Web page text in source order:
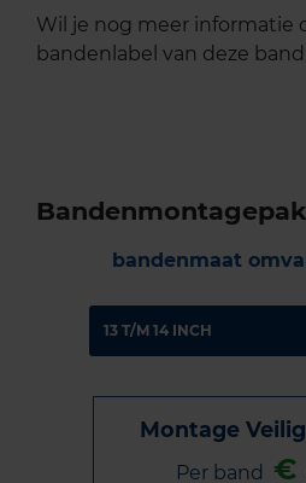
Wil je nog meer informatie
bandenlabel van deze
bandenmaat
Montage
Per band €